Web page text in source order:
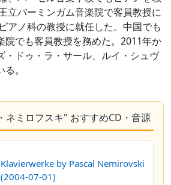
立バーミンガム音楽院で客員教授に
アノ科の教授に就任した。中国でも
院でも客員教授を務めた。2011年か
・ドゥ・ラ・サール、ルイ・シュヴ
。
ネミロフスキ" おすすめCD・音源
Klavierwerke by Pascal Nemirovski
(2004-07-01)